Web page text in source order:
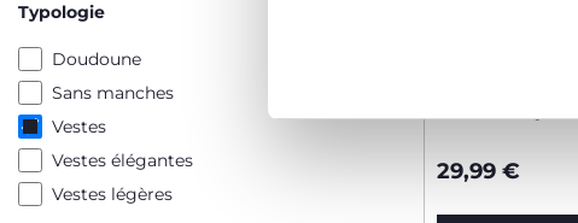
Typologie
Doudoune
Sans manches
Vestes
Vestes élégantes
Vestes légères
29,99 €